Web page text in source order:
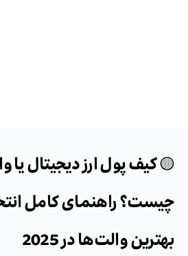
کیف پول ارز دیجیتال یا والت
راهنمای کامل انتخاب
والت‌ها در 2025